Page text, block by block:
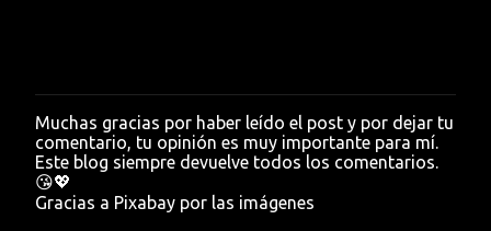
P
u
b
l
i
Muchas gracias por haber leído el post y por dejar tu
comentario, tu opinión es muy importante para mí.
Este blog siempre devuelve todos los comentarios.
😘💖
Gracias a Pixabay por las imágenes